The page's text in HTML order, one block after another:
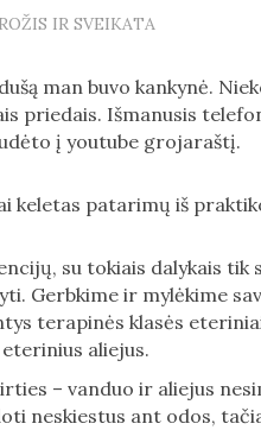
IR SVEIKATA
man buvo kankynė.
priedais. Išmanusis
į youtube grojaraštį.
keletas patarimų iš
su tokiais dalykais tik
Gerbkime ir mylėkime
terapinės klasės
aliejus.
– vanduo ir aliejus
neskiestus ant odos,